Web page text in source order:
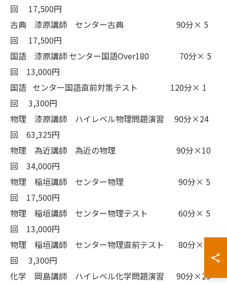
回 17,500円
古典 漆原講師 センター古典 90分× 5
回 17,500円
国語 漆原講師 センター国語Over180 70分× 5
回 13,000円
国語 センター国語直前対策テスト 120分× 1
回 3,300円
物理 漆原講師 ハイレベル物理問題演習 90分×24
回 63,325円
物理 為近講師 為近の物理 90分×10
回 34,000円
物理 稲垣講師 センター物理 90分× 5
回 17,500円
物理 稲垣講師 センター物理テスト 60分× 5
回 13,000円
物理 稲垣講師 センター物理直前テスト 80分× 1
回 3,300円
化学 岡島講師 ハイレベル化学問題演習 90分×29